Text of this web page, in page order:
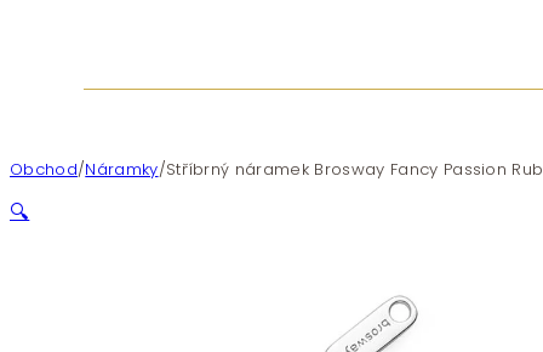
Obchod/Náramky/Stříbrný náramek Brosway Fancy Passion
🔍